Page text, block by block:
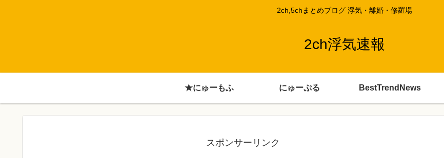
2ch,5chまとめブログ 浮気・離婚・修羅場
2ch浮気速報
★にゅーもふ にゅーぷる BestTrendNews
スポンサーリンク